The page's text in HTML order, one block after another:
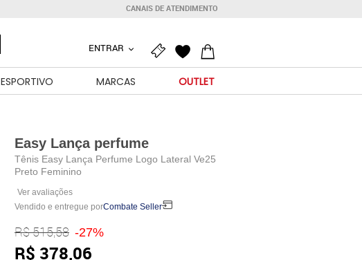
CANAIS DE ATENDIMENTO
ENTRAR
ESPORTIVO MARCAS OUTLET
Easy Lança perfume
Tênis Easy Lança Perfume Logo Lateral Ve25
Preto Feminino
Ver avaliações
Vendido e entregue porCombate Seller
R$ 515,58 -27%
R$ 378,06